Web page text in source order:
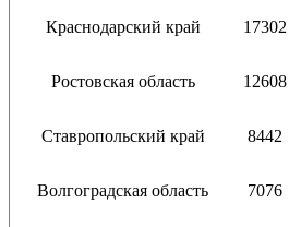
Краснодарский край 17302
Ростовская область 12608
Ставропольский край 8442
Волгоградская область 7076